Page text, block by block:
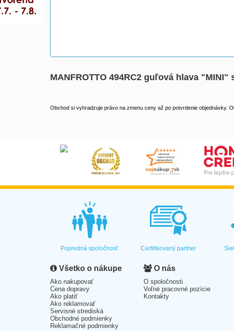
MANFROTTO 494RC2 guľová hlava "MINI"
Obchod si vyhradzuje právo na zmenu ceny až po potvrdenie objednávky.
Popredná spoločnosť Certifikovaný partner
Všetko o nákupe
Ako nakupovať
Cena dopravy
Ako platiť
Ako reklamovať
Servisné strediská
Obchodné podmienky
Reklamačné podmienky
O nás
O spoločnosti
Voľné pracovné pozície
Kontakty